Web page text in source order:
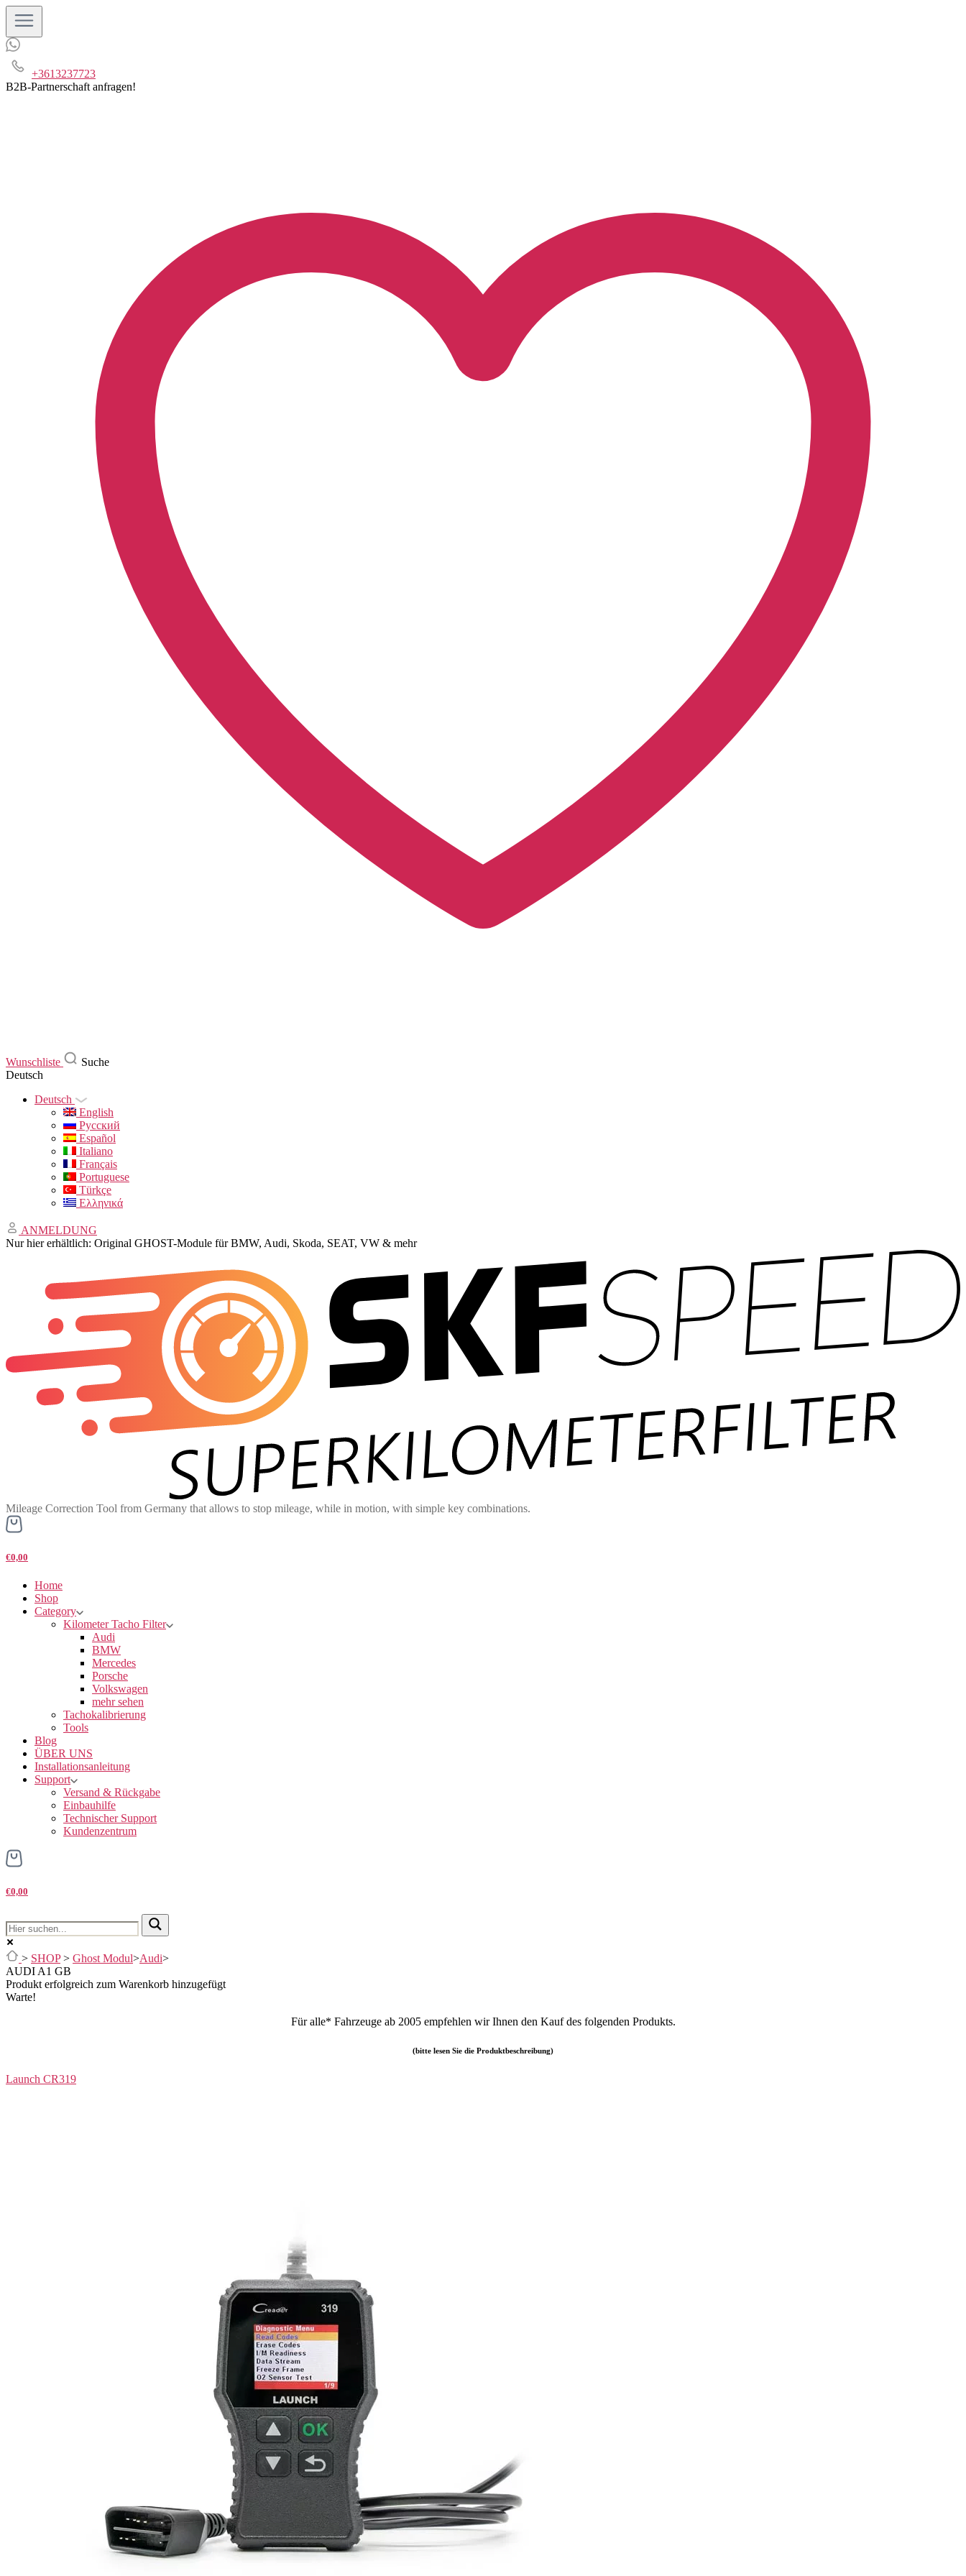
+3613237723
B2B-Partnerschaft anfragen!
Wunschliste
Suche
Deutsch
Deutsch
English
Русский
Español
Italiano
Français
Portuguese
Türkçe
Ελληνικά
ANMELDUNG
Nur hier erhältlich: Original GHOST-Module für BMW, Audi, Skoda, SEAT, VW & mehr
Mileage Correction Tool from Germany that allows to stop mileage, while in motion, with simple key combinations.
€0,00
Home
Shop
Category
Kilometer Tacho Filter
Audi
BMW
Mercedes
Porsche
Volkswagen
mehr sehen
Tachokalibrierung
Tools
Blog
ÜBER UNS
Installationsanleitung
Support
Versand & Rückgabe
Einbauhilfe
Technischer Support
Kundenzentrum
€0,00
> SHOP > Ghost Modul>Audi>
AUDI A1 GB
Produkt erfolgreich zum Warenkorb hinzugefügt
Warte!
Für alle* Fahrzeuge ab 2005 empfehlen wir Ihnen den Kauf des folgenden Produkts.
(bitte lesen Sie die Produktbeschreibung)
Launch CR319